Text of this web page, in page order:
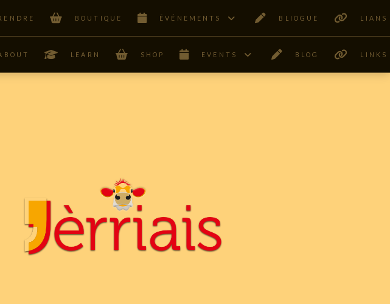
BOUTIQUE ÊVÉNEMENTS BLIOGUE LIANS
LEARN SHOP EVENTS BLOG LINKS